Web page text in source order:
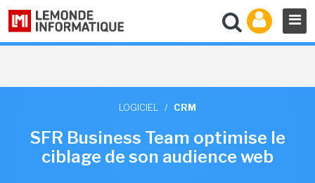
LOGICIEL / CRM
SFR Business Team optimise le
ciblage de son audience web